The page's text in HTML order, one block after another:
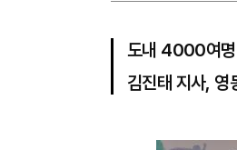
도내 4000여명
김진태 지사, 영